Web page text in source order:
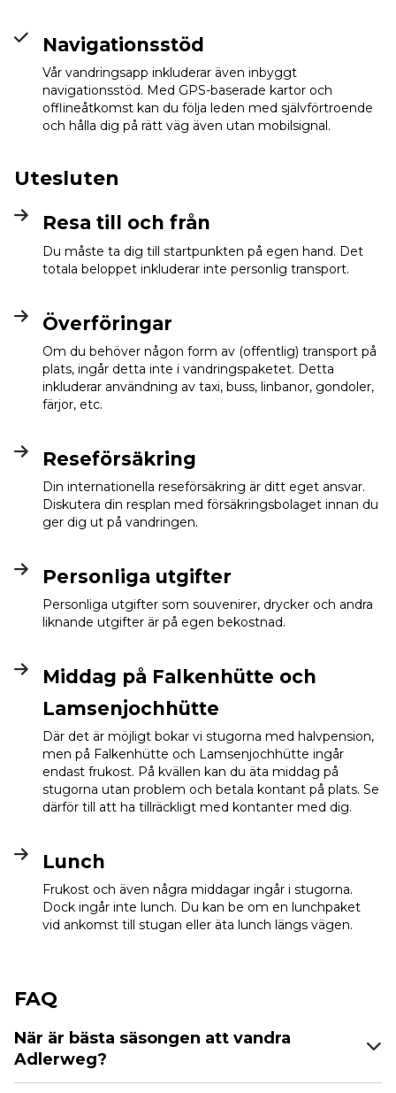
Navigationsstöd
Vår vandringsapp inkluderar även inbyggt
navigationsstöd. Med GPS-baserade kartor och
offlineåtkomst kan du följa leden med självförtroende
och hålla dig på rätt väg även utan mobilsignal.
Utesluten
Resa till och från
Du måste ta dig till startpunkten på egen hand. Det
totala beloppet inkluderar inte personlig transport.
Överföringar
Om du behöver någon form av (offentlig) transport på
plats, ingår detta inte i vandringspaketet. Detta
inkluderar användning av taxi, buss, linbanor, gondoler,
färjor, etc.
Reseförsäkring
Din internationella reseförsäkring är ditt eget ansvar.
Diskutera din resplan med försäkringsbolaget innan du
ger dig ut på vandringen.
Personliga utgifter
Personliga utgifter som souvenirer, drycker och andra
liknande utgifter är på egen bekostnad.
Middag på Falkenhütte och
Lamsenjochhütte
Där det är möjligt bokar vi stugorna med halvpension,
men på Falkenhütte och Lamsenjochhütte ingår
endast frukost. På kvällen kan du äta middag på
stugorna utan problem och betala kontant på plats. Se
därför till att ha tillräckligt med kontanter med dig.
Lunch
Frukost och även några middagar ingår i stugorna.
Dock ingår inte lunch. Du kan be om en lunchpaket
vid ankomst till stugan eller äta lunch längs vägen.
FAQ
När är bästa säsongen att vandra
Adlerweg?